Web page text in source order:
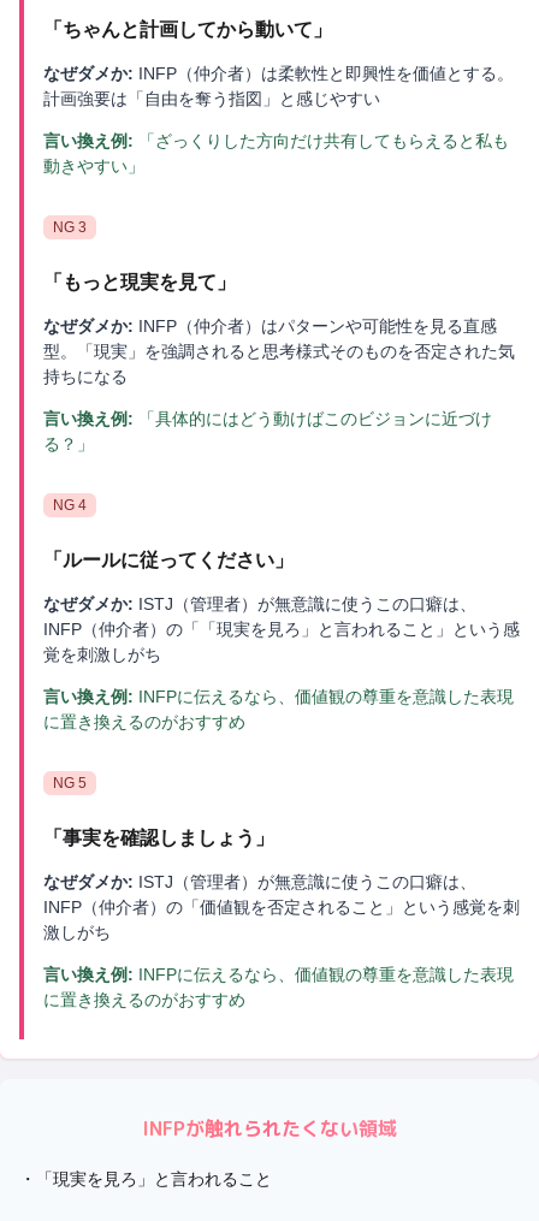
「 ちゃんと計画してから動いて 」
なぜダメか: INFP（仲介者）は柔軟性と即興性を価値とする。
計画強要は「自由を奪う指図」と感じやすい
言い換え例:
「ざっくりした方向だけ共有してもらえると私も
動きやすい」
NG 3
「 もっと現実を見て 」
なぜダメか: INFP（仲介者）はパターンや可能性を見る直感
型。「現実」を強調されると思考様式そのものを否定された気
持ちになる
言い換え例:
「具体的にはどう動けばこのビジョンに近づけ
る？」
NG 4
「 ルールに従ってください 」
なぜダメか: ISTJ（管理者）が無意識に使うこの口癖は、
INFP（仲介者）の「「現実を見ろ」と言われること」という感
覚を刺激しがち
言い換え例: INFPに伝えるなら、価値観の尊重を意識した表現
に置き換えるのがおすすめ
NG 5
「 事実を確認しましょう 」
なぜダメか: ISTJ（管理者）が無意識に使うこの口癖は、
INFP（仲介者）の「価値観を否定されること」という感覚を刺
激しがち
言い換え例: INFPに伝えるなら、価値観の尊重を意識した表現
に置き換えるのがおすすめ
INFPが触れられたくない領域
・ 「現実を見ろ」と言われること